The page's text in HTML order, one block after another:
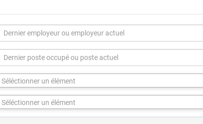
Séléctionner un élément
Séléctionner un élément